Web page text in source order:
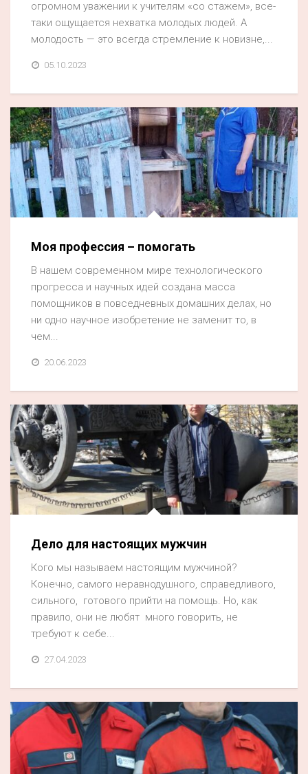
огромном уважении к учителям «со стажем», все-
таки ощущается нехватка молодых людей. А
молодость — это всегда стремление к новизне,...
05.10.2023
Моя профессия – помогать
В нашем современном мире технологического
прогресса и научных идей создана масса
помощников в повседневных домашних делах, но
ни одно научное изобретение не заменит то, в
чем...
20.06.2023
Дело для настоящих мужчин
Кого мы называем настоящим мужчиной?
Конечно, самого неравнодушного, справедливого,
сильного, готового прийти на помощь. Но, как
правило, они не любят много говорить, не
требуют к себе...
27.04.2023